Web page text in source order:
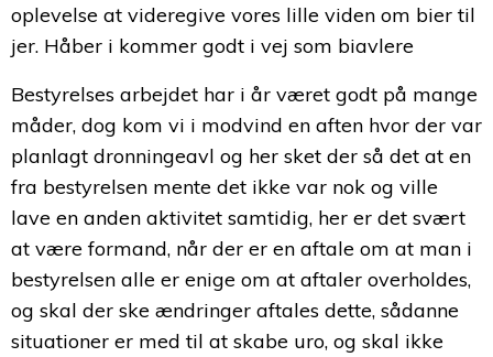
oplevelse at videregive vores lille viden om bier til
jer. Håber i kommer godt i vej som biavlere
Bestyrelses arbejdet har i år været godt på mange
måder, dog kom vi i modvind en aften hvor der var
planlagt dronningeavl og her sket der så det at en
fra bestyrelsen mente det ikke var nok og ville
lave en anden aktivitet samtidig, her er det svært
at være formand, når der er en aftale om at man i
bestyrelsen alle er enige om at aftaler overholdes,
og skal der ske ændringer aftales dette, sådanne
situationer er med til at skabe uro, og skal ikke